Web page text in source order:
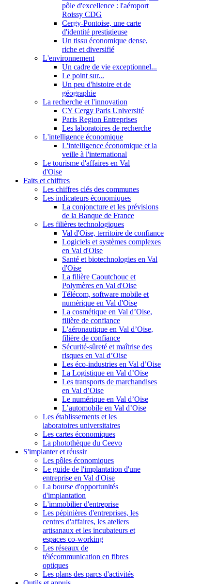
pôle d'excellence : l'aéroport
Roissy CDG
Cergy-Pontoise, une carte
d'identité prestigieuse
Un tissu économique dense,
riche et diversifié
L'environnement
Un cadre de vie exceptionnel...
Le point sur...
Un peu d'histoire et de
géographie
La recherche et l'innovation
CY Cergy Paris Université
Paris Region Entreprises
Les laboratoires de recherche
L'intelligence économique
L'intelligence économique et la
veille à l'international
Le tourisme d'affaires en Val
d'Oise
Faits et chiffres
Les chiffres clés des communes
Les indicateurs économiques
La conjoncture et les prévisions
de la Banque de France
Les filières technologiques
Val d'Oise, territoire de confiance
Logiciels et systèmes complexes
en Val d'Oise
Santé et biotechnologies en Val
d'Oise
La filière Caoutchouc et
Polymères en Val d'Oise
Télécom, software mobile et
numérique en Val d'Oise
La cosmétique en Val d’Oise,
filière de confiance
L'aéronautique en Val d’Oise,
filière de confiance
Sécurité-sûreté et maîtrise des
risques en Val d’Oise
Les éco-industries en Val d’Oise
La Logistique en Val d’Oise
Les transports de marchandises
en Val d’Oise
Le numérique en Val d’Oise
L’automobile en Val d’Oise
Les établissements et les
laboratoires universitaires
Les cartes économiques
La photothèque du Ceevo
S'implanter et réussir
Les pôles économiques
Le guide de l'implantation d'une
entreprise en Val d'Oise
La bourse d'opportunités
d'implantation
L'immobilier d'entreprise
Les pépinières d'entreprises, les
centres d'affaires, les ateliers
artisanaux et les incubateurs et
espaces co-working
Les réseaux de
télécommunication en fibres
optiques
Les plans des parcs d'activités